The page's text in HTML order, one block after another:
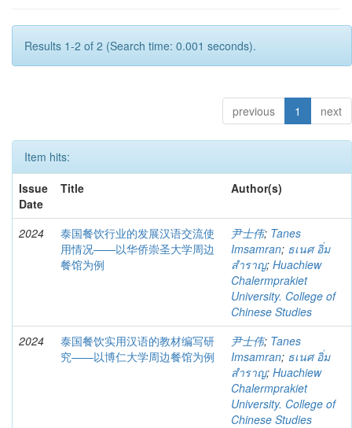
Results 1-2 of 2 (Search time: 0.001 seconds).
previous 1 next
Item hits:
Issue
Date
Title Author(s)
2024
泰国餐饮行业的发展汉语交流使
用情况——以华侨崇圣大学周边
餐馆为例
尹士伟; Tanes
Imsamran; ธเนศ อิ่ม
สำราญ; Huachiew
Chalermprakiet
University. College of
Chinese Studies
2024
泰国餐饮实用汉语的教材编写研
究——以博仁大学周边餐馆为例
尹士伟; Tanes
Imsamran; ธเนศ อิ่ม
สำราญ; Huachiew
Chalermprakiet
University. College of
Chinese Studies